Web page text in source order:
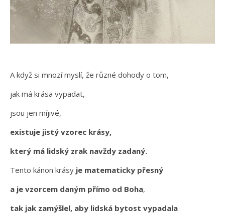
A když si mnozí myslí, že různé dohody o tom,
jak má krása vypadat,
jsou jen míjivé,
existuje jistý vzorec krásy,
který má lidský zrak navždy zadaný.
Tento kánon krásy je matematicky přesný
a je vzorcem daným přímo od Boha,
tak jak zamýšlel, aby lidská bytost vypadala